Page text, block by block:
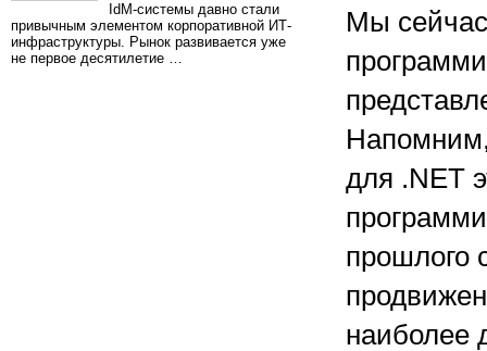
IdM-системы давно стали
привычным элементом корпоративной ИТ-
инфраструктуры. Рынок развивается уже
не первое десятилетие …
Мы
Напомним,
для .NET
прошлого
наиболее